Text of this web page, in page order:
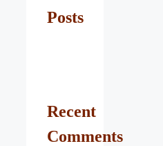
Posts
Recent
Comments